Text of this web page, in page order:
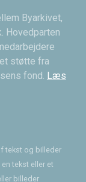
Byarkivet,
Hovedparten
støtte fra
fond. Læs
tekst og billeder
tekst eller et
billeder